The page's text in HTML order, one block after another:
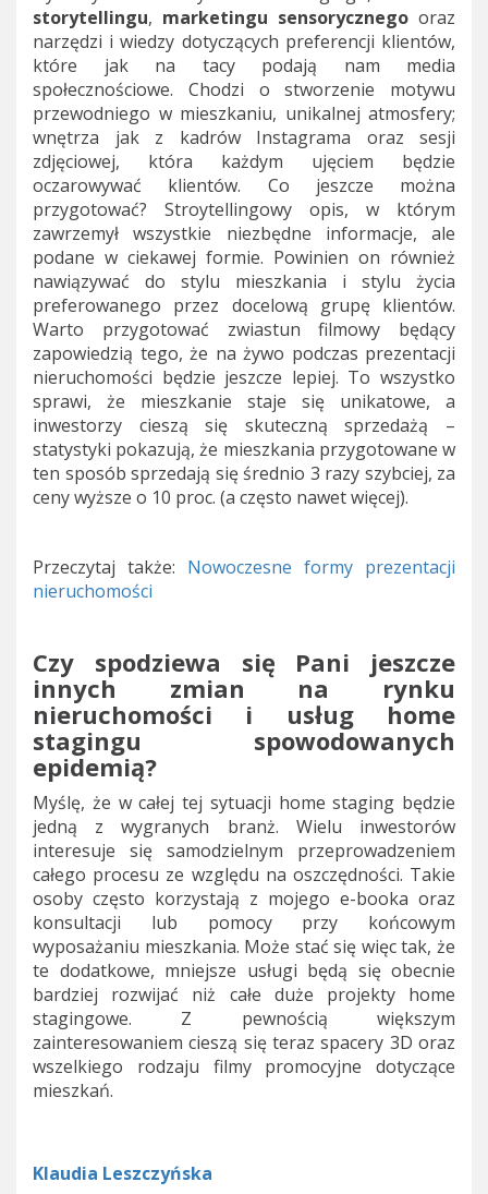
storytellingu, marketingu sensorycznego oraz
narzędzi i wiedzy dotyczących preferencji klientów,
które jak na tacy podają nam media
społecznościowe. Chodzi o stworzenie motywu
przewodniego w mieszkaniu, unikalnej atmosfery;
wnętrza jak z kadrów Instagrama oraz sesji
zdjęciowej, która każdym ujęciem będzie
oczarowywać klientów. Co jeszcze można
przygotować? Stroytellingowy opis, w którym
zawrzemył wszystkie niezbędne informacje, ale
podane w ciekawej formie. Powinien on również
nawiązywać do stylu mieszkania i stylu życia
preferowanego przez docelową grupę klientów.
Warto przygotować zwiastun filmowy będący
zapowiedzią tego, że na żywo podczas prezentacji
nieruchomości będzie jeszcze lepiej. To wszystko
sprawi, że mieszkanie staje się unikatowe, a
inwestorzy cieszą się skuteczną sprzedażą –
statystyki pokazują, że mieszkania przygotowane w
ten sposób sprzedają się średnio 3 razy szybciej, za
ceny wyższe o 10 proc. (a często nawet więcej).
Przeczytaj także: Nowoczesne formy prezentacji
nieruchomości
Czy spodziewa się Pani jeszcze
innych zmian na rynku
nieruchomości i usług home
stagingu spowodowanych
epidemią?
Myślę, że w całej tej sytuacji home staging będzie
jedną z wygranych branż. Wielu inwestorów
interesuje się samodzielnym przeprowadzeniem
całego procesu ze względu na oszczędności. Takie
osoby często korzystają z mojego e-booka oraz
konsultacji lub pomocy przy końcowym
wyposażaniu mieszkania. Może stać się więc tak, że
te dodatkowe, mniejsze usługi będą się obecnie
bardziej rozwijać niż całe duże projekty home
stagingowe. Z pewnością większym
zainteresowaniem cieszą się teraz spacery 3D oraz
wszelkiego rodzaju filmy promocyjne dotyczące
mieszkań.
Klaudia Leszczyńska